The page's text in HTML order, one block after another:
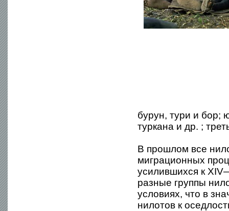
бурун, тури и бор;
туркана и др. ;
В прошлом все
миграционных
усилившихся к
разные группы
условиях, что в
нилотов к